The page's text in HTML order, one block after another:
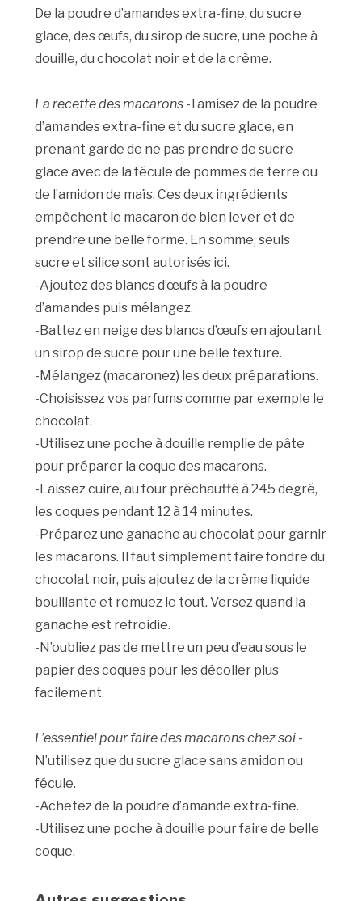
De la poudre d’amandes extra-fine, du sucre
glace, des œufs, du sirop de sucre, une poche à
douille, du chocolat noir et de la crème.
La recette des macarons -Tamisez de la poudre
d’amandes extra-fine et du sucre glace, en
prenant garde de ne pas prendre de sucre
glace avec de la fécule de pommes de terre ou
de l’amidon de maïs. Ces deux ingrédients
empêchent le macaron de bien lever et de
prendre une belle forme. En somme, seuls
sucre et silice sont autorisés ici.
-Ajoutez des blancs d’œufs à la poudre
d’amandes puis mélangez.
-Battez en neige des blancs d’œufs en ajoutant
un sirop de sucre pour une belle texture.
-Mélangez (macaronez) les deux préparations.
-Choisissez vos parfums comme par exemple le
chocolat.
-Utilisez une poche à douille remplie de pâte
pour préparer la coque des macarons.
-Laissez cuire, au four préchauffé à 245 degré,
les coques pendant 12 à 14 minutes.
-Préparez une ganache au chocolat pour garnir
les macarons. Il faut simplement faire fondre du
chocolat noir, puis ajoutez de la crème liquide
bouillante et remuez le tout. Versez quand la
ganache est refroidie.
-N’oubliez pas de mettre un peu d’eau sous le
papier des coques pour les décoller plus
facilement.
L’essentiel pour faire des macarons chez soi -
N’utilisez que du sucre glace sans amidon ou
fécule.
-Achetez de la poudre d’amande extra-fine.
-Utilisez une poche à douille pour faire de belle
coque.